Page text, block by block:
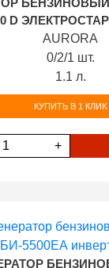
БЕНЗИНОВЫЙ
D
AURORA
0/2/1 шт.
1.1 л.
КУПИТЬ В 1 КЛИК
+